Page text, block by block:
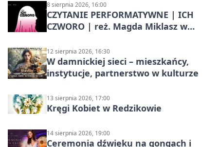
8 sierpnia 2026, 16:00
CZYTANIE PERFORMATYWNE | ICH
CZWORO | reż. Magda Miklasz w
12 sierpnia 2026, 16:30
W damnickiej sieci – mieszkańcy,
instytucje, partnerstwo w kulturze
13 sierpnia 2026, 17:00
Kręgi Kobiet w Redzikowie
14 sierpnia 2026, 19:00
Ceremonia dźwięku na gongach i